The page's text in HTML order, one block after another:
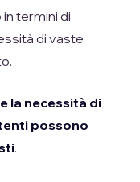
termini di
di vaste
la necessità di
possono
.